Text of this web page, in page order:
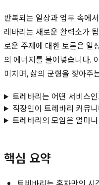
반복되는 일상과 업무 속에
레바리는 새로운 활력소가
로운 주제에 대한 토론은 일
의 에너지를 불어넣습니다.
미치며, 삶의 균형을 찾아주
트레바리는 어떤 서비스
직장인이 트레바리 커뮤
트레바리의 모임은 얼마
핵심 요약